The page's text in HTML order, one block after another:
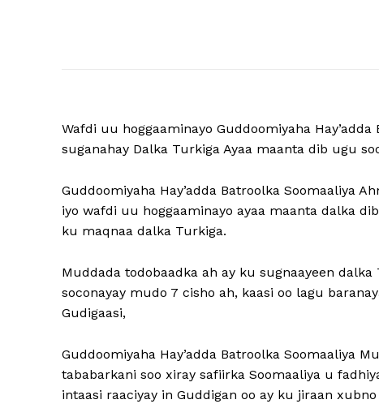
Wafdi uu hoggaaminayo Guddoomiyaha
suganahay Dalka Turkiga Ayaa maanta dib ugu
Guddoomiyaha Hay’adda Batroolka Soomaaliya
iyo wafdi uu hoggaaminayo ayaa maanta dalka
ku maqnaa dalka Turkiga.
Muddada todobaadka ah ay ku sugnaayeen
soconayay mudo 7 cisho ah, kaasi oo lagu
Gudigaasi,
Guddoomiyaha Hay’adda Batroolka Soomaaliya
tababarkani soo xiray safiirka Soomaaliya u
intaasi raaciyay in Guddigan oo ay ku jiraan